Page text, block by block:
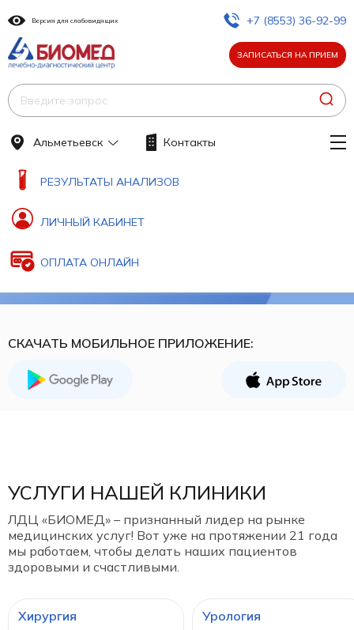
Версия для слабовидящих +7 (8553) 36-92-99
ЗАПИСАТЬСЯ НА ПРИЕМ
РЕЗУЛЬТАТЫ АНАЛИЗОВ
ЛИЧНЫЙ КАБИНЕТ
ОПЛАТА ОНЛАЙН
Альметьевск Контакты
СКАЧАТЬ МОБИЛЬНОЕ ПРИЛОЖЕНИЕ:
УСЛУГИ НАШЕЙ КЛИНИКИ
ЛДЦ «БИОМЕД» – признанный лидер на рынке
медицинских услуг! Вот уже на протяжении 21 года
мы работаем, чтобы делать наших пациентов
здоровыми и счастливыми.
Хирургия Урология